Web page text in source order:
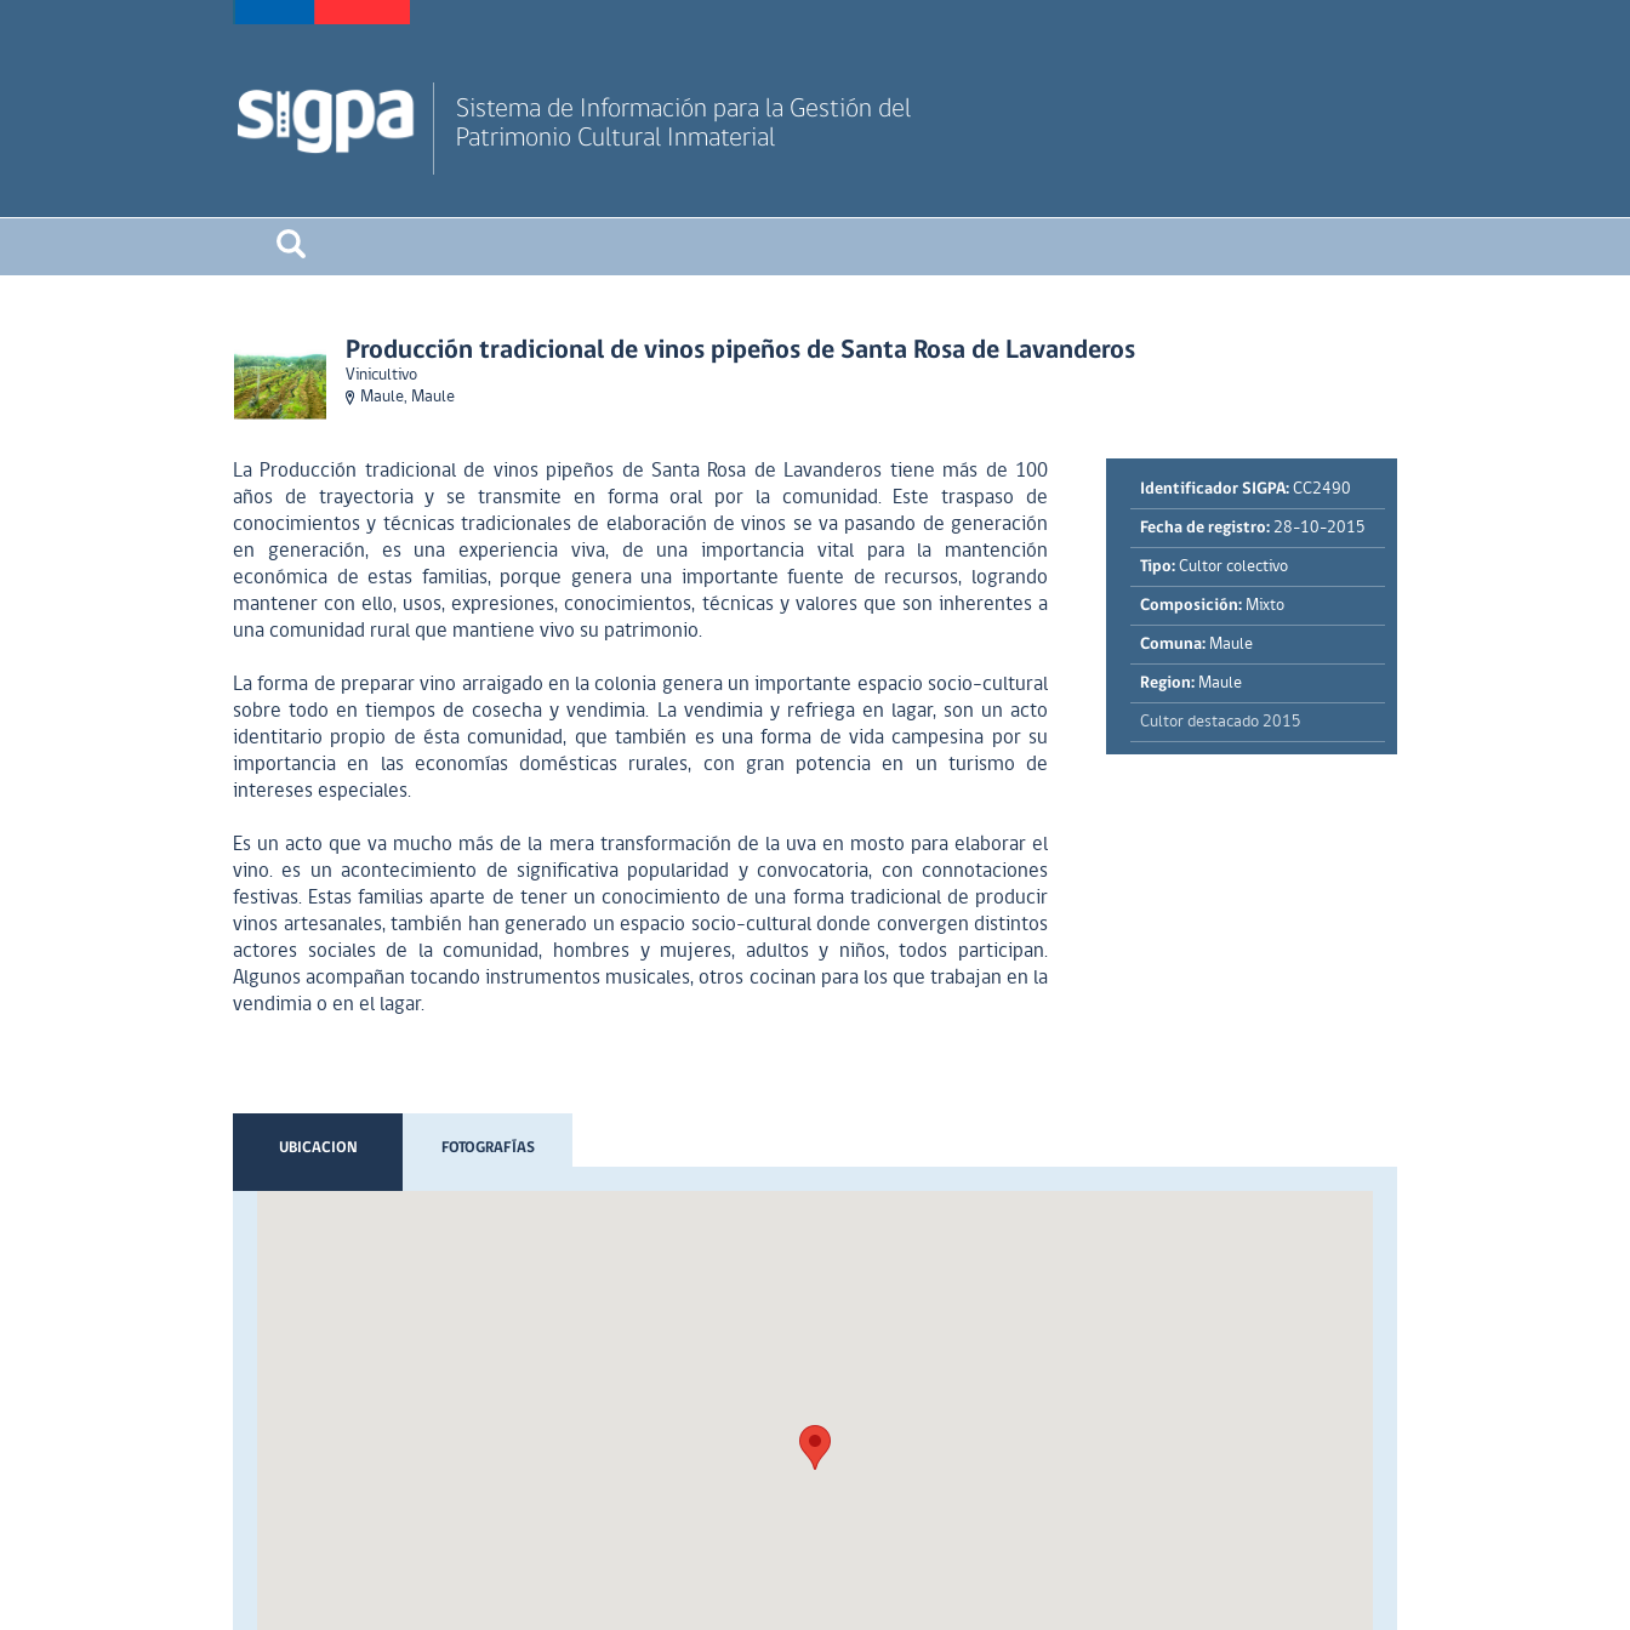
Sistema de Información para la Gestión del
Patrimonio Cultural Inmaterial
Producción tradicional de vinos pipeños de Santa Rosa de Lavanderos
Vinicultivo
Maule, Maule
La Producción tradicional de vinos pipeños de Santa Rosa de Lavanderos tiene más de 100
años de trayectoria y se transmite en forma oral por la comunidad. Este traspaso de
conocimientos y técnicas tradicionales de elaboración de vinos se va pasando de generación
en generación, es una experiencia viva, de una importancia vital para la mantención
económica de estas familias, porque genera una importante fuente de recursos, logrando
mantener con ello, usos, expresiones, conocimientos, técnicas y valores que son inherentes a
una comunidad rural que mantiene vivo su patrimonio.
La forma de preparar vino arraigado en la colonia genera un importante espacio socio-cultural
sobre todo en tiempos de cosecha y vendimia. La vendimia y refriega en lagar, son un acto
identitario propio de ésta comunidad, que también es una forma de vida campesina por su
importancia en las economías domésticas rurales, con gran potencia en un turismo de
intereses especiales.
Es un acto que va mucho más de la mera transformación de la uva en mosto para elaborar el
vino. es un acontecimiento de significativa popularidad y convocatoria, con connotaciones
festivas. Estas familias aparte de tener un conocimiento de una forma tradicional de producir
vinos artesanales, también han generado un espacio socio-cultural donde convergen distintos
actores sociales de la comunidad, hombres y mujeres, adultos y niños, todos participan.
Algunos acompañan tocando instrumentos musicales, otros cocinan para los que trabajan en la
vendimia o en el lagar.
Identificador SIGPA: CC2490
Fecha de registro: 28-10-2015
Tipo: Cultor colectivo
Composición: Mixto
Comuna: Maule
Region: Maule
Cultor destacado 2015
UBICACION FOTOGRAFÍAS